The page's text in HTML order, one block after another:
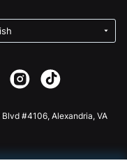
#4106, Alexandria, VA